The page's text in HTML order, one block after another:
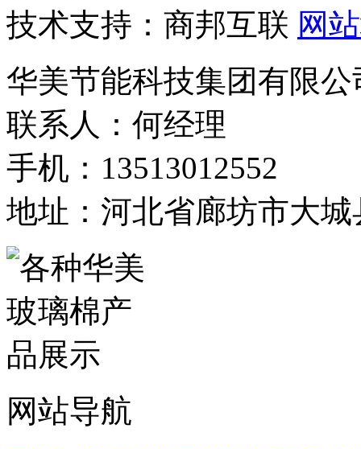
技术支持：商邦互联 网
华美节能科技集团有限公
联系人：何经理
手机：13513012552
地址：河北省廊坊市大
网站导航